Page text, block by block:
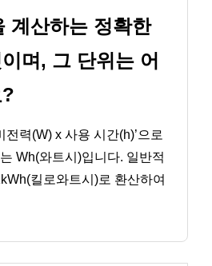
계산하는 정확한
며, 그 단위는 어
전력(W) x 사용 시간(h)’으로
Wh(와트시)입니다. 일반적
킬로와트시)로 환산하여